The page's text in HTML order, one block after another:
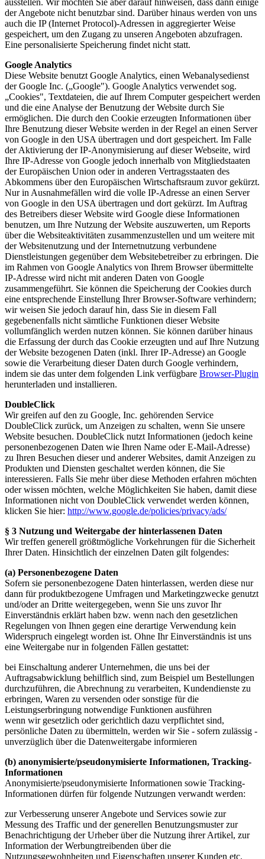
ausstellen. Wir möchten Sie aber darauf hinweisen, dass dann einige
der Angebote nicht benutzbar sind. Darüber hinaus werden von uns
auch die IP (Internet Protocol)-Adressen in aggregierter Weise
gespeichert, um den Zugang zu unseren Angeboten abzufragen.
Eine personalisierte Speicherung findet nicht statt.
Google Analytics
Diese Website benutzt Google Analytics, einen Webanalysedienst
der Google Inc. („Google"). Google Analytics verwendet sog.
„Cookies", Textdateien, die auf Ihrem Computer gespeichert werden
und die eine Analyse der Benutzung der Website durch Sie
ermöglichen. Die durch den Cookie erzeugten Informationen über
Ihre Benutzung dieser Website werden in der Regel an einen Server
von Google in den USA übertragen und dort gespeichert. Im Falle
der Aktivierung der IP-Anonymisierung auf dieser Webseite, wird
Ihre IP-Adresse von Google jedoch innerhalb von Mitgliedstaaten
der Europäischen Union oder in anderen Vertragsstaaten des
Abkommens über den Europäischen Wirtschaftsraum zuvor gekürzt.
Nur in Ausnahmefällen wird die volle IP-Adresse an einen Server
von Google in den USA übertragen und dort gekürzt. Im Auftrag
des Betreibers dieser Website wird Google diese Informationen
benutzen, um Ihre Nutzung der Website auszuwerten, um Reports
über die Websiteaktivitäten zusammenzustellen und um weitere mit
der Websitenutzung und der Internetnutzung verbundene
Dienstleistungen gegenüber dem Websitebetreiber zu erbringen. Die
im Rahmen von Google Analytics von Ihrem Browser übermittelte
IP-Adresse wird nicht mit anderen Daten von Google
zusammengeführt. Sie können die Speicherung der Cookies durch
eine entsprechende Einstellung Ihrer Browser-Software verhindern;
wir weisen Sie jedoch darauf hin, dass Sie in diesem Fall
gegebenenfalls nicht sämtliche Funktionen dieser Website
vollumfänglich werden nutzen können. Sie können darüber hinaus
die Erfassung der durch das Cookie erzeugten und auf Ihre Nutzung
der Website bezogenen Daten (inkl. Ihrer IP-Adresse) an Google
sowie die Verarbeitung dieser Daten durch Google verhindern,
indem sie das unter dem folgenden Link verfügbare Browser-Plugin
herunterladen und installieren.
DoubleClick
Wir greifen auf den zu Google, Inc. gehörenden Service
DoubleClick zurück, um Anzeigen zu schalten, wenn Sie unsere
Website besuchen. DoubleClick nutzt Informationen (jedoch keine
personenbezogenen Daten wie Ihren Name oder E-Mail-Adresse)
zu Ihren Besuchen dieser und anderer Websites, damit Anzeigen zu
Produkten und Diensten geschaltet werden können, die Sie
interessieren. Falls Sie mehr über diese Methoden erfahren möchten
oder wissen möchten, welche Möglichkeiten Sie haben, damit diese
Informationen nicht von DoubleClick verwendet werden können,
klicken Sie hier: http://www.google.de/policies/privacy/ads/
§ 3 Nutzung und Weitergabe der hinterlassenen Daten
Wir treffen generell größtmögliche Vorkehrungen für die Sicherheit
Ihrer Daten. Hinsichtlich der einzelnen Daten gilt folgendes:
(a) Personenbezogene Daten
Sofern sie personenbezogene Daten hinterlassen, werden diese nur
dann für produktbezogene Umfragen und Marketingzwecke genutzt
und/oder an Dritte weitergegeben, wenn Sie uns zuvor Ihr
Einverständnis erklärt haben bzw. wenn nach den gesetzlichen
Regelungen von Ihnen gegen eine derartige Verwendung kein
Widerspruch eingelegt worden ist. Ohne Ihr Einverständnis ist uns
eine Weitergabe nur in folgenden Fällen gestattet:
bei Einschaltung anderer Unternehmen, die uns bei der
Auftragsabwicklung behilflich sind, zum Beispiel um Bestellungen
durchzuführen, die Abrechnung zu verarbeiten, Kundendienste zu
erbringen, Waren zu versenden oder sonstige für die
Leistungserbringung notwendige Funktionen ausführen
wenn wir gesetzlich oder gerichtlich dazu verpflichtet sind,
persönliche Daten zu übermitteln, werden wir Sie - sofern zulässig -
unverzüglich über die Datenweitergabe informieren
(b) anonymisierte/pseudonymisierte Informationen, Tracking-
Informationen
Anonymisierte/pseudonymisierte Informationen sowie Tracking-
Informationen dürfen für folgende Nutzungen verwandt werden:
zur Verbesserung unserer Angebote und Services sowie zur
Messung des Traffic und der generellen Benutzungsmuster zur
Benachrichtigung der Urheber über die Nutzung ihrer Artikel, zur
Information der Werbungtreibenden über die
Nutzungsgewohnheiten und Eigenschaften unserer Kunden etc.